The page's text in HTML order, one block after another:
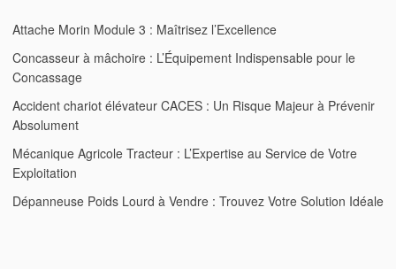
Attache Morin Module 3 : Maîtrisez l’Excellence
Concasseur à mâchoire : L’Équipement Indispensable pour le
Concassage
Accident chariot élévateur CACES : Un Risque Majeur à Prévenir
Absolument
Mécanique Agricole Tracteur : L’Expertise au Service de Votre
Exploitation
Dépanneuse Poids Lourd à Vendre : Trouvez Votre Solution Idéale